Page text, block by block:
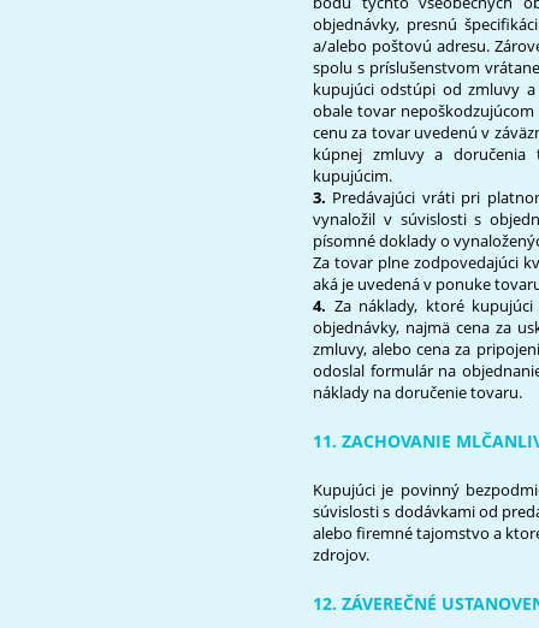
objednávky, presnú
a/alebo poštovú adresu.
spolu s príslušenstvom
kupujúci odstúpi od zmluvy
obale tovar
cenu za tovar uvedenú v
kúpnej zmluvy a doručenia
kupujúcim.
3. Predávajúci vráti pri
vynaložil v súvislosti s
písomné doklady o
Za tovar plne zodpovedajúci
aká je uvedená v ponuke
4. Za náklady, ktoré
objednávky, najmä cena za
zmluvy, alebo cena za
odoslal formulár na
náklady na doručenie tovaru.
11. ZACHOVANIE
Kupujúci je povinný
súvislosti s dodávkami od
alebo firemné tajomstvo a
zdrojov.
12. ZÁVEREČNÉ